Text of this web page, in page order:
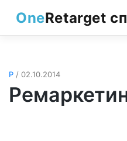
contentOneRetarget
Р / 02.10.2014